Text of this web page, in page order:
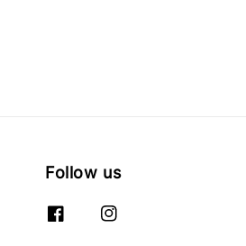
Follow us